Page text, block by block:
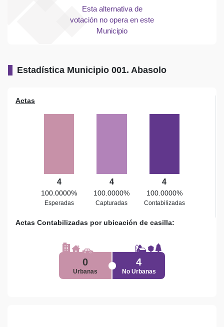
Esta alternativa de
votación no opera en este
Municipio
Estadística Municipio 001. Abasolo
Actas
4
100.0000%
Esperadas
4
100.0000%
Capturadas
4
100.0000%
Contabilizadas
Actas Contabilizadas por ubicación de casilla:
0
Urbanas
4
No Urbanas